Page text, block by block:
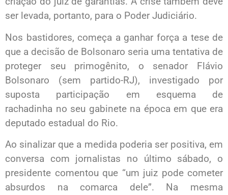
ser levada, portanto, para o Poder Judiciário.
Nos bastidores, começa a ganhar força a tese de
que a decisão de Bolsonaro seria uma tentativa de
proteger seu primogênito, o senador Flávio
Bolsonaro (sem partido-RJ), investigado por
suposta participação em esquema de
rachadinha no seu gabinete na época em que era
deputado estadual do Rio.
Ao sinalizar que a medida poderia ser positiva, em
conversa com jornalistas no último sábado, o
presidente comentou que “um juiz pode cometer
absurdos na comarca dele”. Na mesma